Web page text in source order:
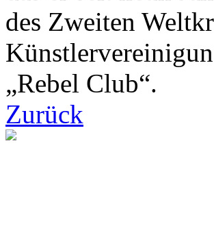
des Zweiten
„Rebel Club“.
Zurück